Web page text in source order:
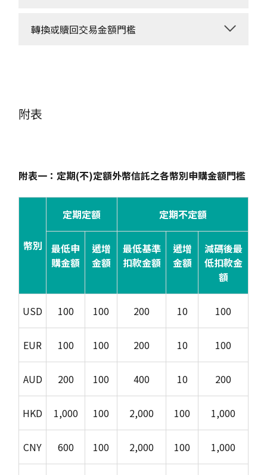
轉換或贖回交易金額門檻
附表
附表一：定期(不)定額外幣信託之各幣別申購金額門檻
幣別
定期定額 定期不定額
最低申
購金額
遞增
金額
最低基準
扣款金額
遞增
金額
減碼後最
低扣款金
額
USD 100 100 200 10 100
EUR 100 100 200 10 100
AUD 200 100 400 10 200
HKD 1,000 100 2,000 100 1,000
CNY 600 100 2,000 100 1,000